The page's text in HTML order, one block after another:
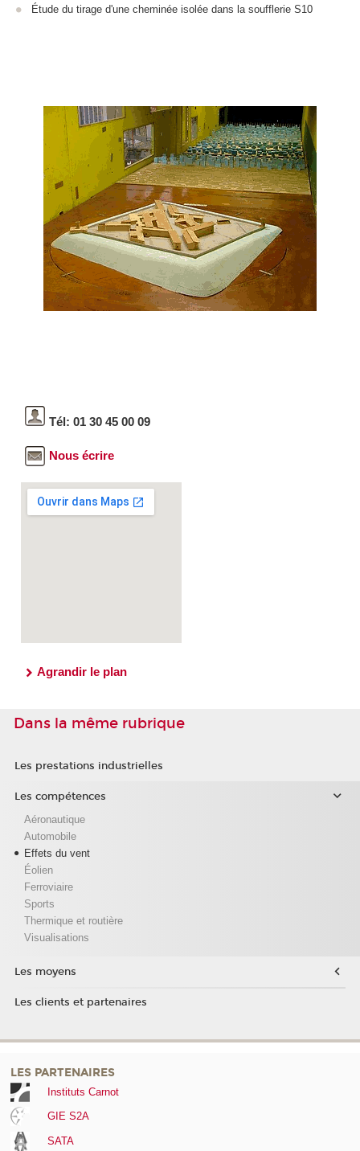
Étude du tirage d'une cheminée isolée dans la soufflerie S10
Tél: 01 30 45 00 09
Nous écrire
Agrandir le plan
Dans la même rubrique
Les prestations industrielles
Les compétences
Aéronautique
Automobile
Effets du vent
Éolien
Ferroviaire
Sports
Thermique et routière
Visualisations
Les moyens
Les clients et partenaires
LES PARTENAIRES
Instituts Carnot
GIE S2A
SATA